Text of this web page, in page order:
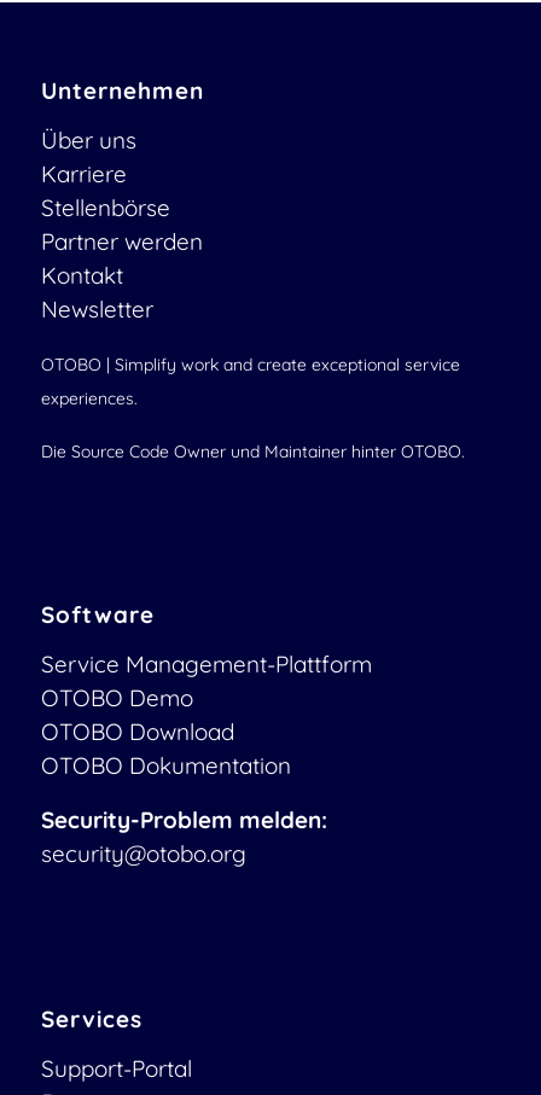
Unternehmen
Über uns
Karriere
Stellenbörse
Partner werden
Kontakt
Newsletter
OTOBO | Simplify work and create exceptional service
experiences.
Die Source Code Owner und Maintainer hinter OTOBO.
Software
Service Management-Plattform
OTOBO Demo
OTOBO Download
OTOBO Dokumentation
Security-Problem melden:
security@otobo.org
Services
Support-Portal